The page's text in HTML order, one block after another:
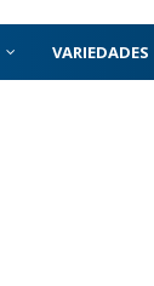
VARIEDADES